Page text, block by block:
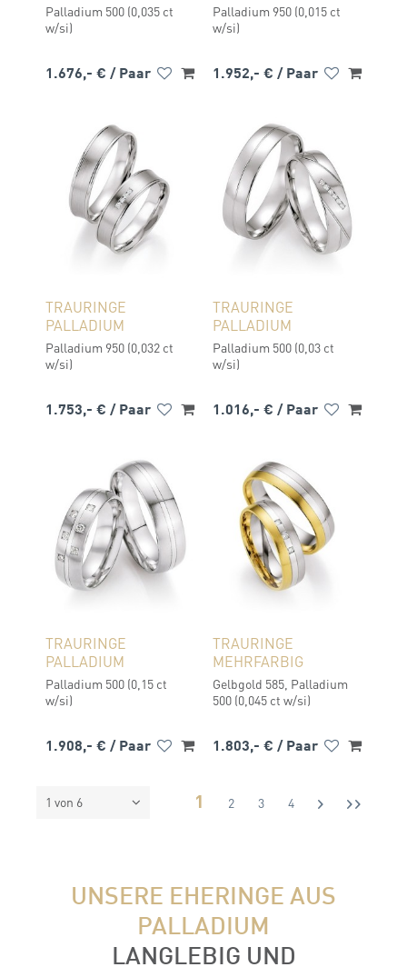
Palladium 500 (0,035 ct
w/si)
1.676,- € / Paar
Palladium 950 (0,015 ct
w/si)
1.952,- € / Paar
TRAURINGE
PALLADIUM
Palladium 950 (0,032 ct
w/si)
1.753,- € / Paar
TRAURINGE
PALLADIUM
Palladium 500 (0,03 ct
w/si)
1.016,- € / Paar
TRAURINGE
PALLADIUM
Palladium 500 (0,15 ct
w/si)
1.908,- € / Paar
TRAURINGE
MEHRFARBIG
Gelbgold 585, Palladium
500 (0,045 ct w/si)
1.803,- € / Paar
1 von 6 1 2 3 4
UNSERE EHERINGE AUS
PALLADIUM
LANGLEBIG UND